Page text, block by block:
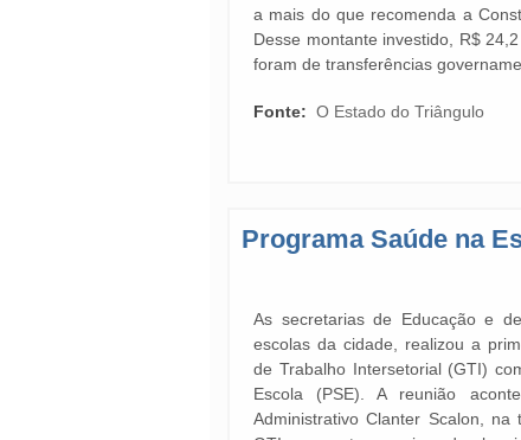
a mais do que recomenda a
Desse montante investido, R$
foram de transferências
Fonte: O Estado do Triângulo
Programa Saúde na
As secretarias de Educação e
escolas da cidade, realizou a
de Trabalho Intersetorial (GTI)
Escola (PSE). A reunião
Administrativo Clanter Scalon,